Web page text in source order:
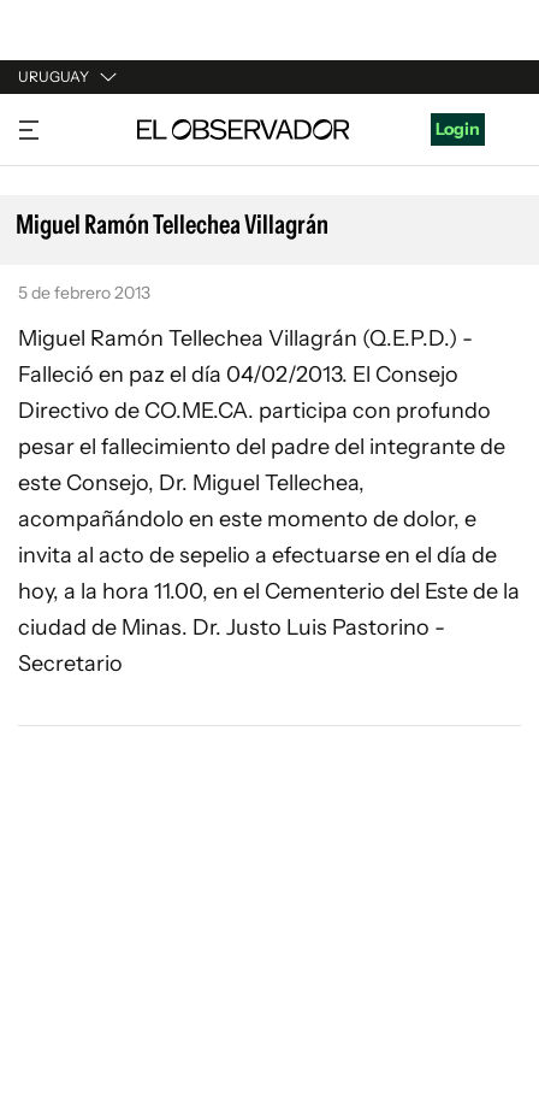
URUGUAY
URUGUAY
ARGENTINA
ESPAÑA
Login
Miguel Ramón Tellechea Villagrán
5 de febrero 2013
Miguel Ramón Tellechea Villagrán (Q.E.P.D.) -
Falleció en paz el día 04/02/2013. El Consejo
Directivo de CO.ME.CA. participa con profundo
pesar el fallecimiento del padre del integrante de
este Consejo, Dr. Miguel Tellechea,
acompañándolo en este momento de dolor, e
invita al acto de sepelio a efectuarse en el día de
hoy, a la hora 11.00, en el Cementerio del Este de la
ciudad de Minas. Dr. Justo Luis Pastorino -
Secretario